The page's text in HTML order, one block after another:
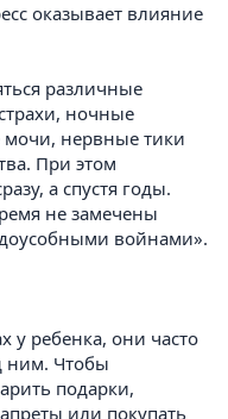
оказывает влияние
различные
ночные
нервные тики
При этом
а спустя годы.
не замечены
войнами».
у ребенка, они часто
ним. Чтобы
подарки,
или покупать